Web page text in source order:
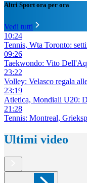
Altri Sport ora per ora
Vedi tutti
10:24
Tennis, Wta Toronto:
09:26
Taekwondo: Vito
23:22
Volley: Velasco regala
23:19
Atletica, Mondiali U20:
21:28
Tennis: Montreal,
Ultimi video